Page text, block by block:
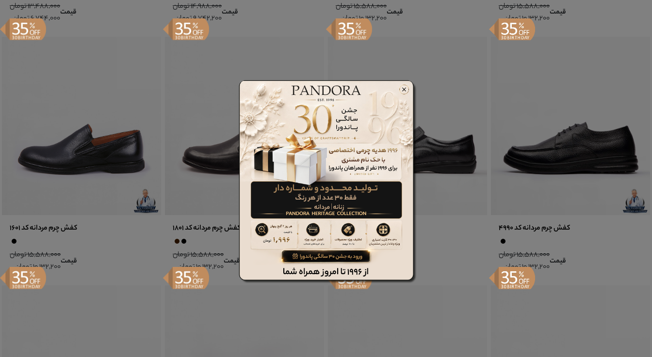
قیمت
15,588,000 تومان
10,132,200 تومان
قیمت
15,588,000 تومان
10,132,200 تومان
قیمت
14,988,000 تومان
9,742,200 تومان
قیمت
13,488,000 تومان
6,744,000 تومان
کفش چرم مردانه کد 4990
قیمت
15,588,000 تومان
10,132,200 تومان
کفش چرم مردانه کد 3801
14,988,000 تومان
9,742,200 تومان
کفش چرم مردانه کد 1801
قیمت
15,588,000 تومان
10,132,200 تومان
کفش چرم مردانه کد 1601
قیمت
15,588,000 تومان
10,132,200 تومان